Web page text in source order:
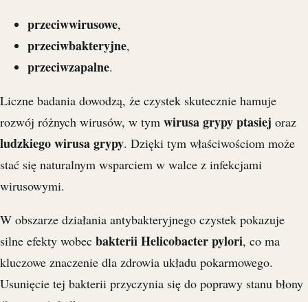
przeciwwirusowe,
przeciwbakteryjne,
przeciwzapalne.
Liczne badania dowodzą, że czystek skutecznie hamuje
rozwój różnych wirusów, w tym wirusa grypy ptasiej oraz
ludzkiego wirusa grypy. Dzięki tym właściwościom może
stać się naturalnym wsparciem w walce z infekcjami
wirusowymi.
W obszarze działania antybakteryjnego czystek pokazuje
silne efekty wobec bakterii Helicobacter pylori, co ma
kluczowe znaczenie dla zdrowia układu pokarmowego.
Usunięcie tej bakterii przyczynia się do poprawy stanu błony